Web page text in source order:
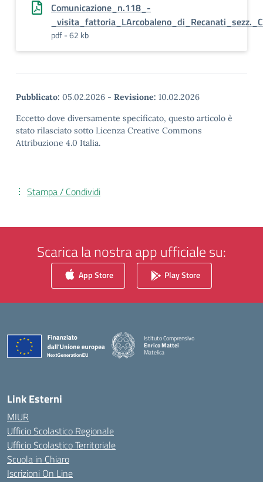
Comunicazione_n.118_-
pdf - 62 kb
Pubblicato: 05.02.2026 - Revisione: 10.02.2026
Eccetto dove diversamente specificato, questo articolo è
stato rilasciato sotto Licenza Creative Commons
Attribuzione 4.0 Italia.
Stampa / Condividi
Scarica la nostra app ufficiale su:
App Store Play Store
Istituto Comprensivo
Enrico Mattei
Matelica
Link Esterni
MIUR
Ufficio Scolastico Regionale
Ufficio Scolastico Territoriale
Scuola in Chiaro
Iscrizioni On Line